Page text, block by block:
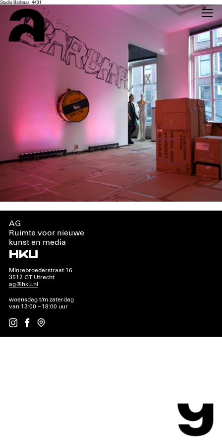
Studio Barbaar_4431
AG
Ruimte voor nieuwe
kunst en media
Minrebroederstraat 16
3512 GT Utrecht
ag@hku.nl
woensdag t/m zaterdag
van 13:00 – 18:00 uur